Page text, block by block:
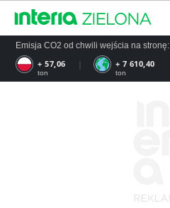
Emisja CO2 od chwili wejścia na stronę:
+ 57,06
ton
+ 7 610,40
ton